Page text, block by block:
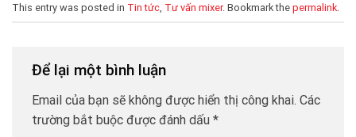
This entry was posted in Tin tức Tư vấn mixer. Bookmark the permalink
Để lại một bình luận
Email của bạn sẽ không được hiển thị công khai. Các
trường bắt buộc được đánh dấu *